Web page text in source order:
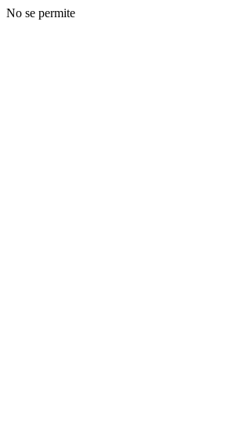
No se permite